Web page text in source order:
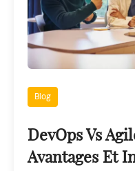
Blog
DevOps Vs
Avantages Et